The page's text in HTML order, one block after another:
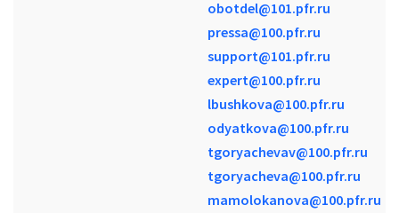
obotdel@101.pfr.ru
pressa@100.pfr.ru
support@101.pfr.ru
expert@100.pfr.ru
lbushkova@100.pfr.ru
odyatkova@100.pfr.ru
tgoryachevav@100.pfr.ru
tgoryacheva@100.pfr.ru
mamolokanova@100.pfr.ru